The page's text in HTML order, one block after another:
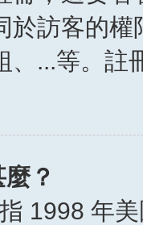
於訪客的
、...等。註
？
1998 年